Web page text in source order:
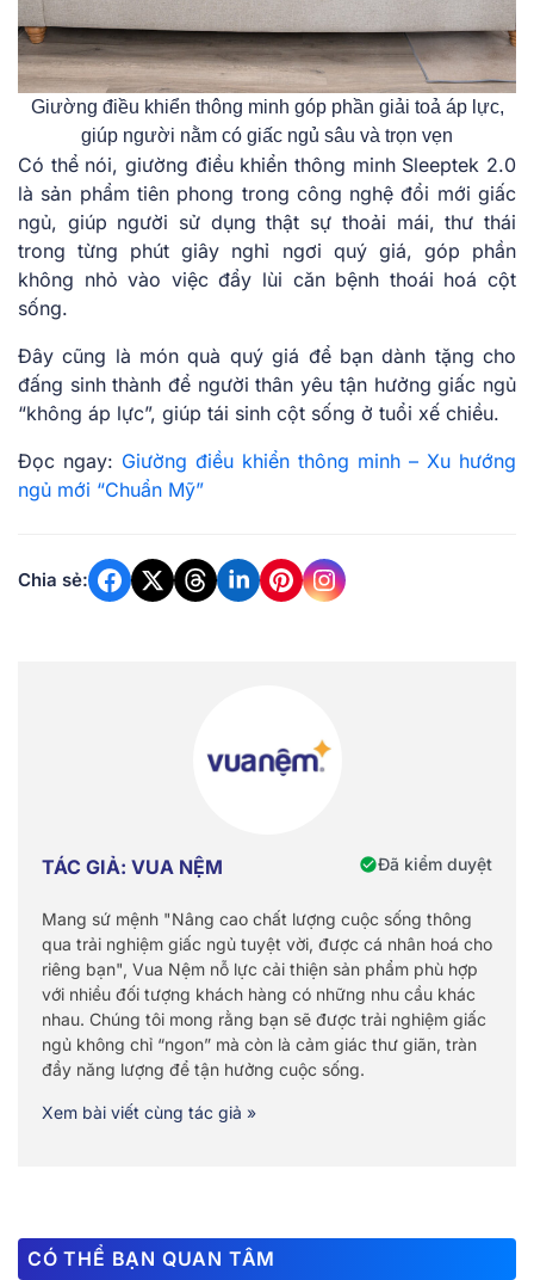
Giường điều khiển thông minh góp phần giải toả áp lực,
giúp người nằm có giấc ngủ sâu và trọn vẹn
Có thể nói, giường điều khiển thông minh Sleeptek 2.0
là sản phẩm tiên phong trong công nghệ đổi mới giấc
ngủ, giúp người sử dụng thật sự thoải mái, thư thái
trong từng phút giây nghỉ ngơi quý giá, góp phần
không nhỏ vào việc đẩy lùi căn bệnh thoái hoá cột
sống.
Đây cũng là món quà quý giá để bạn dành tặng cho
đấng sinh thành để người thân yêu tận hưởng giấc ngủ
“không áp lực”, giúp tái sinh cột sống ở tuổi xế chiều.
Đọc ngay: Giường điều khiển thông minh – Xu hướng
ngủ mới “Chuẩn Mỹ”
Chia sẻ:
TÁC GIẢ: VUA NỆM Đã kiểm duyệt
Mang sứ mệnh "Nâng cao chất lượng cuộc sống thông
qua trải nghiệm giấc ngủ tuyệt vời, được cá nhân hoá cho
riêng bạn", Vua Nệm nỗ lực cải thiện sản phẩm phù hợp
với nhiều đối tượng khách hàng có những nhu cầu khác
nhau. Chúng tôi mong rằng bạn sẽ được trải nghiệm giấc
ngủ không chỉ “ngon” mà còn là cảm giác thư giãn, tràn
đầy năng lượng để tận hưởng cuộc sống.
Xem bài viết cùng tác giả »
CÓ THỂ BẠN QUAN TÂM